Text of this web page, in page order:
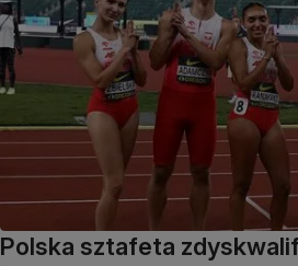
Polska sztafeta